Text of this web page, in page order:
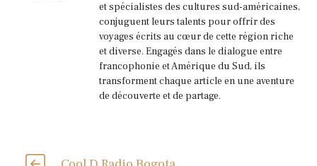
et spécialistes des cultures sud-américaines,
conjuguent leurs talents pour offrir des
voyages écrits au cœur de cette région riche
et diverse. Engagés dans le dialogue entre
francophonie et Amérique du Sud, ils
transforment chaque article en une aventure
de découverte et de partage.